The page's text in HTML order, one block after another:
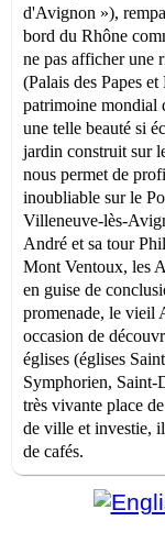
d'Avignon »),
bord du Rhône
ne pas afficher une
(Palais des Papes
patrimoine mondial
une telle beauté si
jardin construit sur
nous permet de
inoubliable sur le
Villeneuve-lès-
André et sa tour
Mont Ventoux, les
en guise de
promenade, le vieil
occasion de
églises (églises
Symphorien,
très vivante place
de ville et investie,
de cafés.